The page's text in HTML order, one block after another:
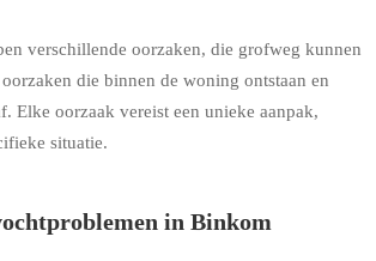
verschillende oorzaken, die grofweg kunnen
die binnen de woning ontstaan en
Elke oorzaak vereist een unieke aanpak,
situatie.
in Binkom